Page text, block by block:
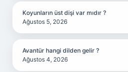
Koyunların üst dişi var mıdır ?
Ağustos 5, 2026
Avantür hangi dilden gelir ?
Ağustos 4, 2026